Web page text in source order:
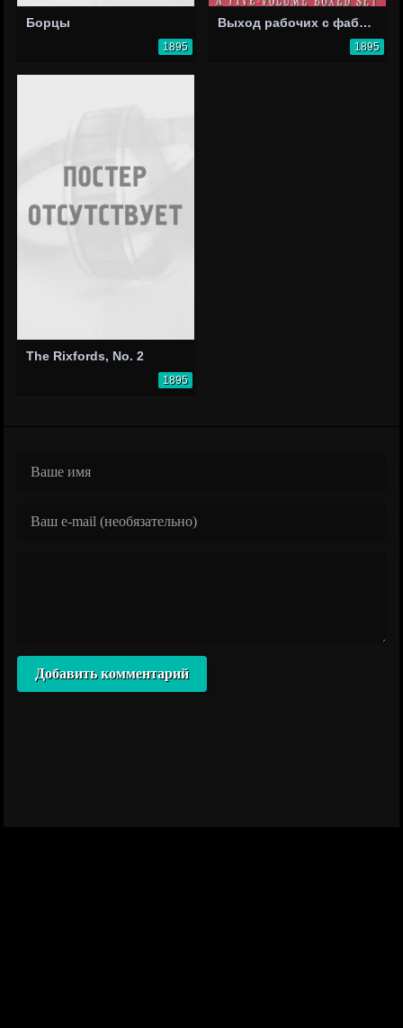
Борцы
1895
Выход рабочих с фабрики «Люмьер»
1895
The Rixfords, No. 2
1895
Добавить комментарий